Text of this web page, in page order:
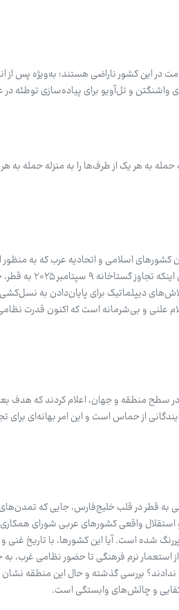
در این کشور ناراضی هستند؛ به‌ویژه پس از
واشنگتن و تل‌آویو برای پیاده‌سازی توطئه در
به هر یک از طرف‌ها را به منزله حمله به
اسلامی و اتحادیه عرب که به منظور
واحد در برابر جنایات رژیم صهیونیستی در
دیپلماتیک برای پایان‌دادن به نسل‌کشی
علنی و بی‌شرمانه است که اکنون قدرت
سطح منطقه و جهان، اعلام کردند که هدف
از حماس است و این امر بهانه‌ای برای
قطر در قلب خلیج‌فارس، جایی که
واقعی کشورهای عربی شورای
شده است. آیا این کشورها، با تاریخ غنی و
نرم فرهنگی تا حضور نظامی غرب، به
بررسی گذشته و حال این منطقه
و چالش‌های وابستگی است.